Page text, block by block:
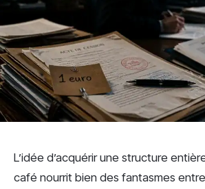
L’idée d’acquérir une structure
café nourrit bien des fantasmes